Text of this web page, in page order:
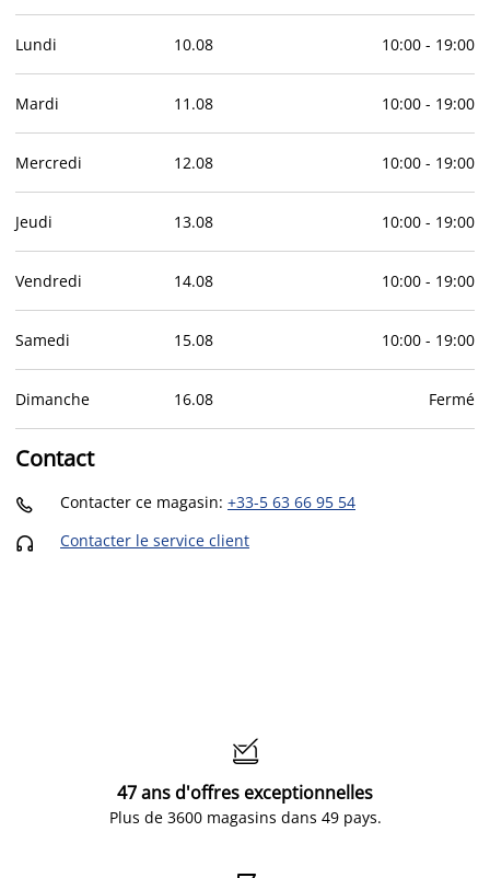
Lundi 10.08 10:00- 19:00
Mardi 11 .08 10:00- 19:00
Mercredi 12.08 10:00- 19:00
Jeudi 13.08 10:00- 19:00
Vendredi 14.08 10:00- 19:00
Samedi 15.08 10:00- 19:00
Dimanche 16.08 Fermé
Contact
 Contacter ce magasin: +33-5 63 66 95 54
 Contacter le service client

47 ans d'offres exceptionnelles
Plus de 3600 magasins dans 49 pays.